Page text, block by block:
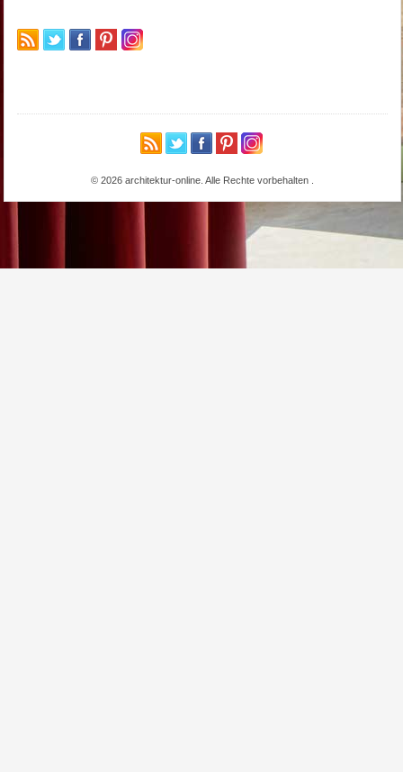
© 2026 architektur-online. Alle Rechte vorbehalten .